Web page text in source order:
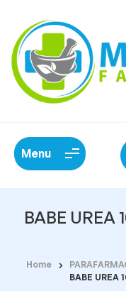
Menu
BABE UREA
Home
BABE UREA